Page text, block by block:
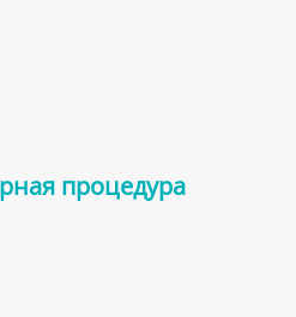
процедура